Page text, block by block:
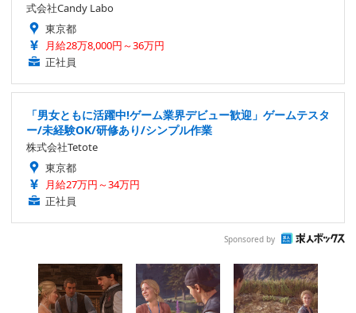
式会社Candy Labo
東京都
月給28万8,000円～36万円
正社員
「男女ともに活躍中!ゲーム業界デビュー歓迎」ゲームテスタ
ー/未経験OK/研修あり/シンプル作業
株式会社Tetote
東京都
月給27万円～34万円
正社員
Sponsored by